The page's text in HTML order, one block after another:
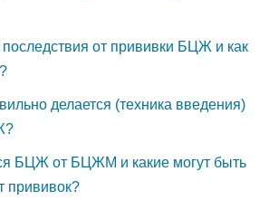
от прививки БЦЖ и как
делается (техника введения)
БЦЖ от БЦЖМ и какие могут быть
прививок?